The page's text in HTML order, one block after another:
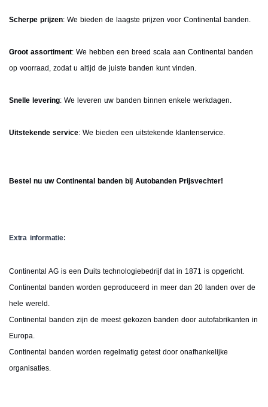
Scherpe prijzen: We bieden de laagste prijzen voor Continental banden.
Groot assortiment: We hebben een breed scala aan Continental banden
op voorraad, zodat u altijd de juiste banden kunt vinden.
Snelle levering: We leveren uw banden binnen enkele werkdagen.
Uitstekende service: We bieden een uitstekende klantenservice.
Bestel nu uw Continental banden bij Autobanden Prijsvechter!
Extra informatie:
Continental AG is een Duits technologiebedrijf dat in 1871 is opgericht.
Continental banden worden geproduceerd in meer dan 20 landen over de
hele wereld.
Continental banden zijn de meest gekozen banden door autofabrikanten in
Europa.
Continental banden worden regelmatig getest door onafhankelijke
organisaties.